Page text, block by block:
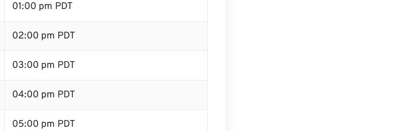
01:00 pm PDT
02:00 pm PDT
03:00 pm PDT
04:00 pm PDT
05:00 pm PDT